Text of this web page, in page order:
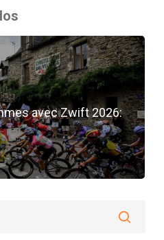
avec Zwift 2026: